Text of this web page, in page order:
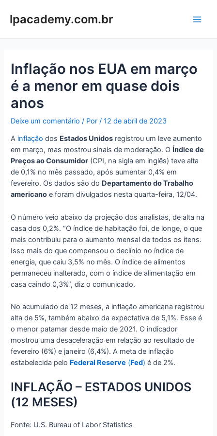
paralpacademy.com.br
Inflação nos EUA em março
é a menor em quase dois
anos
Deixe um comentário / Por/12 de abril de 2023
A inflação dos Estados Unidos registrou um leve aumento
em março, mas mostrou sinais de moderação. O Índice de
Preços ao Consumidor (CPI, na sigla em inglês) teve alta
de 0,1% no mês passado, após aumentar 0,4% em
fevereiro. Os dados são do Departamento do Trabalho
americano e foram divulgados nesta quarta-feira, 12/04.
O número veio abaixo da projeção dos analistas, de alta na
casa dos 0,2%. “O índice de habitação foi, de longe, o que
mais contribuiu para o aumento mensal de todos os itens.
Isso mais do que compensou o declínio no índice de
energia, que caiu 3,5% no mês. O índice de alimentos
permaneceu inalterado, com o índice de alimentação em
casa caindo 0,3%”, diz o comunicado.
No acumulado de 12 meses, a inflação americana registrou
alta de 5%, também abaixo da expectativa de 5,1%. Esse é
o menor patamar desde maio de 2021. O indicador
mostrou uma desaceleração em relação ao resultado de
fevereiro (6%) e janeiro (6,4%). A meta de inflação
estabelecida pelo Federal Reserve (Fed) é de 2%.
INFLAÇÃO – ESTADOS UNIDOS
(12 MESES)
Fonte: U.S. Bureau of Labor Statistics